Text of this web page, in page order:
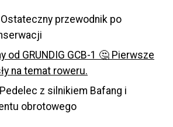
Ostateczny przewodnik po
od GRUNDIG GCB-1 🤔 Pierwsze
na temat roweru.
z silnikiem Bafang i
obrotowego